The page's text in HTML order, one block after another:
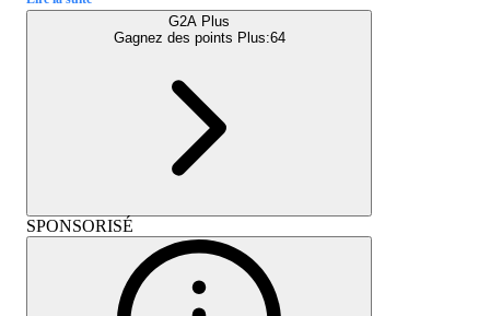
G2A Plus
Gagnez des points Plus:64
SPONSORISÉ